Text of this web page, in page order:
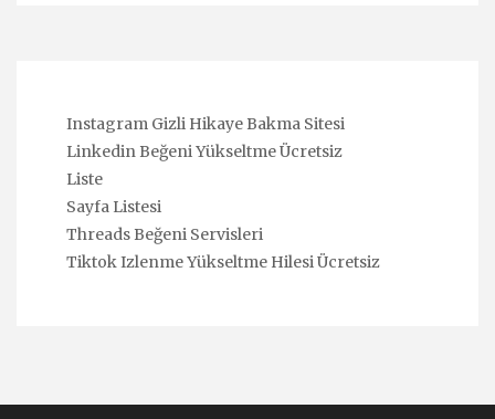
Instagram Gizli Hikaye Bakma Sitesi
Linkedin Beğeni Yükseltme Ücretsiz
Liste
Sayfa Listesi
Threads Beğeni Servisleri
Tiktok Izlenme Yükseltme Hilesi Ücretsiz